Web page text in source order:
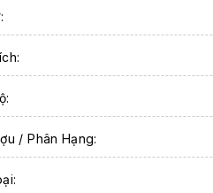
/ Phân Hạng: